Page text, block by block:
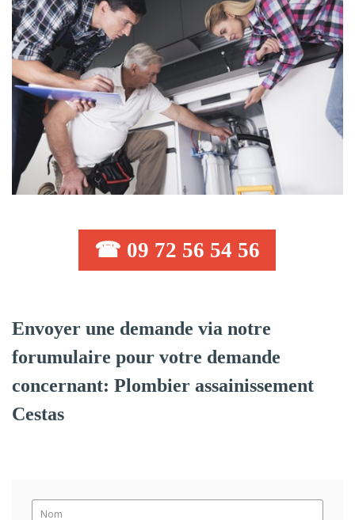
☎ 09 72 56 54 56
Envoyer une demande via notre
forumulaire pour votre demande
concernant: Plombier assainissement
Cestas